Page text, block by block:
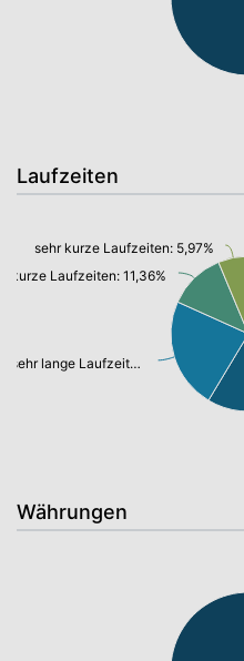
Laufzeiten
sehr lange Laufzeiten: 21,95%
kurze Laufzeiten: 11,36%
sehr kurze Laufzeiten: 5,97%
Währungen